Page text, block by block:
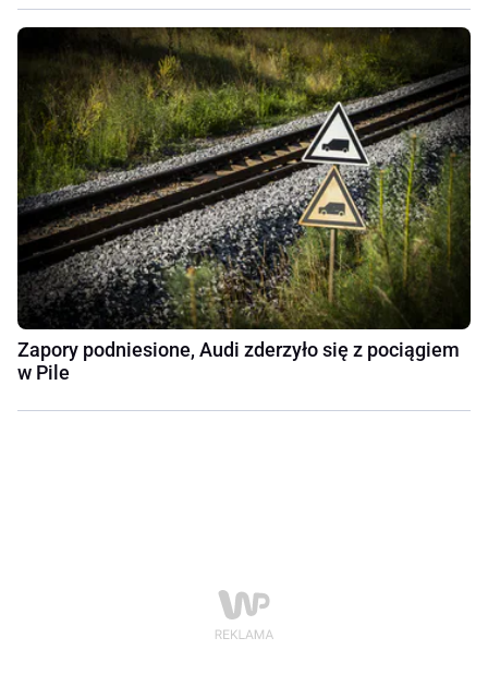
Zapory podniesione, Audi zderzyło się z pociągiem
w Pile